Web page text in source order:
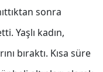
sonra
Yaşlı kadın,
bıraktı. Kısa süre